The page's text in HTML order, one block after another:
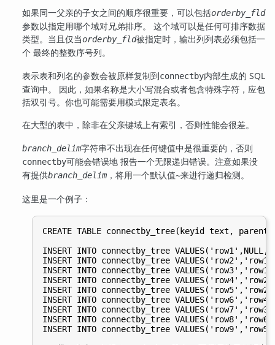
如果同一父亲的子女之间的顺序很重要，可以包括orderby_fld
参数以指定用哪个域对兄弟排序。 这个域可以是任何可排序数据
类型。当且仅当orderby_fld被指定时，输出列列表必须包括一
个 最终的整数序号列。
表示表和列名的参数会被原样复制到connectby内部生成的 SQL
查询中。 因此，如果名称是大小写混合或者包含特殊字符，应包
括双引号。你也可能需要用模式限定表名。
在大型的表中，除非在父亲键域上有索引，否则性能会很差。
branch_delim字符串不出现在任何键值中是很重要的，否则
connectby可能会错误地 报告一个无限递归错误。注意如果没
有提供branch_delim ，将用一个默认值~来进行递归检测。
这里是一个例子：
CREATE TABLE connectby_tree(keyid text,
INSERT INTO connectby_tree
INSERT INTO connectby_tree
INSERT INTO connectby_tree
INSERT INTO connectby_tree
INSERT INTO connectby_tree
INSERT INTO connectby_tree
INSERT INTO connectby_tree
INSERT INTO connectby_tree
INSERT INTO connectby_tree